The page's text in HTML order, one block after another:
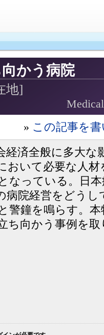
かう病院
地]
» この記事を
経済全般に多大な
おいて必要な人
なっている。日
病院経営をどう
警鐘を鳴らす。
ち向かう事例を